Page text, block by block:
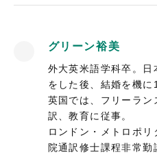
グリーン裕美
外大英米語学科卒。日
をした後、結婚を機に
英国では、フリーラン
訳、教育に従事。
ロンドン・メトロポリ
院通訳修士課程非常勤